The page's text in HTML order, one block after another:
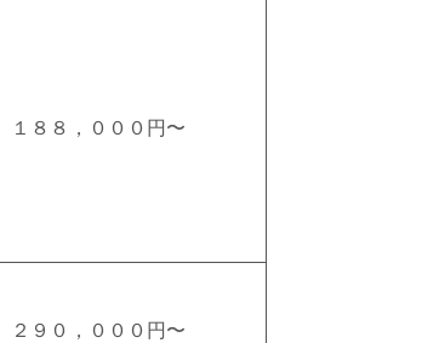
１８８，０００円〜
２９０，０００円〜